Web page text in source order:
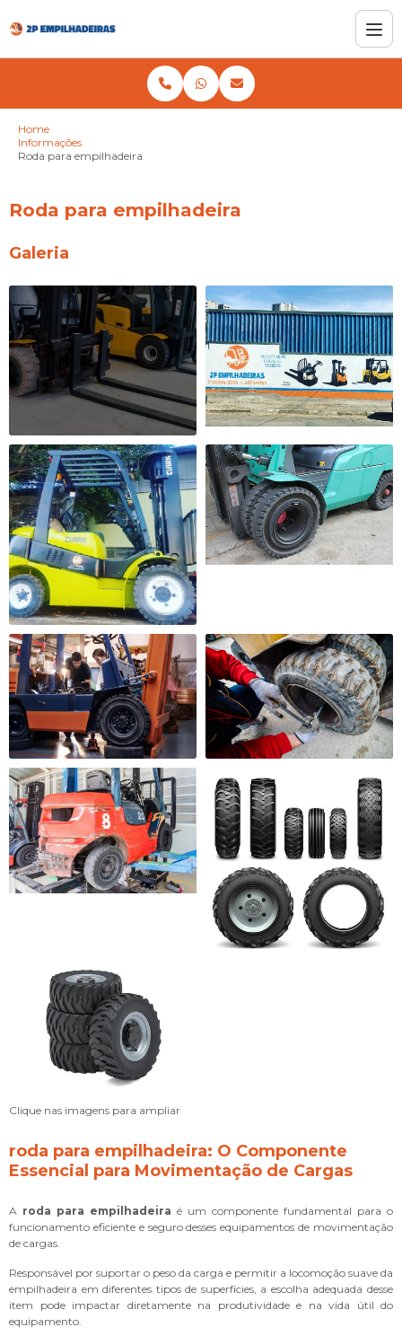
Home
Informações
Roda para empilhadeira
Roda para empilhadeira
Galeria
Clique nas imagens para ampliar
roda para empilhadeira: O Componente
Essencial para Movimentação de Cargas
A roda para empilhadeira é um componente fundamental para o
funcionamento eficiente e seguro desses equipamentos de movimentação
de cargas.
Responsável por suportar o peso da carga e permitir a locomoção suave da
empilhadeira em diferentes tipos de superfícies, a escolha adequada desse
item pode impactar diretamente na produtividade e na vida útil do
equipamento.